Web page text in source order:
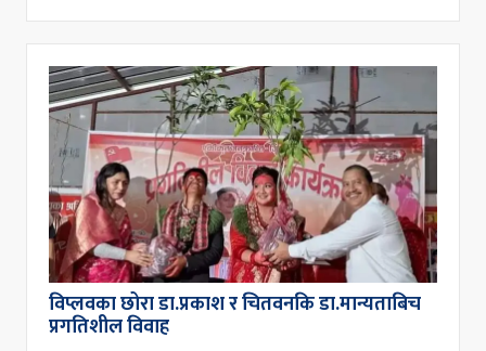
विप्लवका छोरा डा.प्रकाश र चितवनकि डा.मान्यताबिच
प्रगतिशील विवाह